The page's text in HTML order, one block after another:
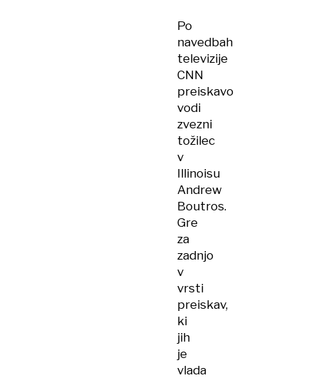
Po
navedbah
televizije
CNN
preiskavo
vodi
zvezni
tožilec
v
Illinoisu
Andrew
Boutros.
Gre
za
zadnjo
v
vrsti
preiskav,
ki
jih
je
vlada